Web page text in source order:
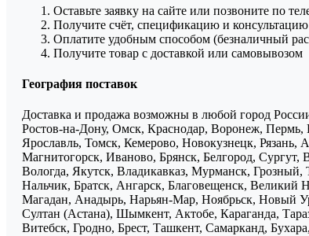
Оставьте заявку на сайте или позвоните по
Получите счёт, спецификацию и консультацию
Оплатите удобным способом (безналичный
Получите товар с доставкой или самовывозом
География поставок
Доставка и продажа возможны в любой город
Ростов-на-Дону, Омск, Краснодар, Воронеж, Пермь,
Ярославль, Томск, Кемерово, Новокузнецк,
Магнитогорск, Иваново, Брянск, Белгород,
Вологда, Якутск, Владикавказ, Мурманск,
Нальчик, Братск, Ангарск, Благовещенск,
Магадан, Анадырь, Нарьян-Мар, Ноябрьск, Новый
Султан (Астана), Шымкент, Актобе, Караганда,
Витебск, Гродно, Брест, Ташкент, Самарканд,